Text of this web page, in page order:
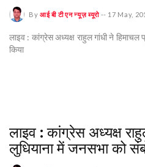
Byआई बी टी एन न्यूज़ ब्यूरो -- 17 May,
लाइव : कांग्रेस अध्यक्ष राहुल गांधी ने
किया
लाइव : कांग्रेस अध्यक्ष
लुधियाना में जनसभा को